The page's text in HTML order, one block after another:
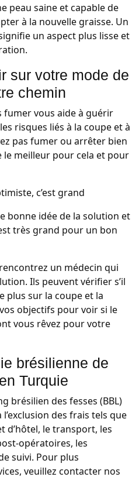
peau saine et capable de
à la nouvelle graisse. Un
un aspect plus lisse et
sur votre mode de
chemin
fumer vous aide à guérir
risques liés à la coupe et à
pas fumer ou arrêter bien
meilleur pour cela et pour
c’est grand
bonne idée de la solution et
très grand pour un bon
un médecin qui
Ils peuvent vérifier s’il
plus sur la coupe et la
objectifs pour voir si le
vous rêvez pour votre
brésilienne de
Turquie
brésilien des fesses (BBL)
des frais tels que
d’hôtel, le transport, les
opératoires, les
suivi. Pour plus
veuillez contacter nos